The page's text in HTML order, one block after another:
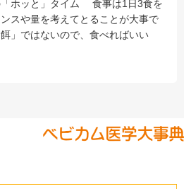
「ホッと」タイム 食事は1日3食を
スや量を考えてとることが大事で
」ではないので、食べればいい